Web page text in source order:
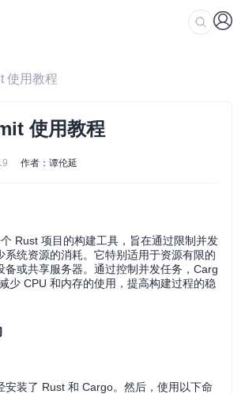
使用教程
使用教程
作者：谭伦延
Rust 项目的构建工具，旨在通过限制并发
系统资源的消耗。它特别适用于资源有限的
备或共享服务器。通过控制并发任务，Carg
少 CPU 和内存的使用，提高构建过程的稳
安装了 Rust 和 Cargo。然后，使用以下命